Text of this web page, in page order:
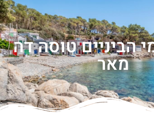
הביניים טוסה דה
מאר